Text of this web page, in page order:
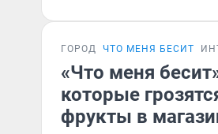
ГОРОД ЧТО МЕНЯ БЕСИТ
«Что меня
которые
фрукты в